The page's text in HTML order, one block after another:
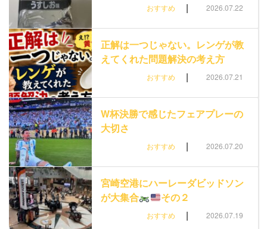
おすすめ | 2026.07.22
正解は一つじゃない。レンゲが教
えてくれた問題解決の考え方
おすすめ | 2026.07.21
W杯決勝で感じたフェアプレーの
大切さ
おすすめ | 2026.07.20
宮崎空港にハーレーダビッドソン
が大集合
その２
おすすめ | 2026.07.19